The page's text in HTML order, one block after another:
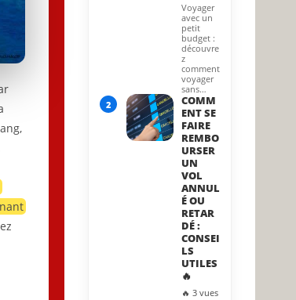
Voyager
avec un
petit
budget :
découvre
z
comment
voyager
sans…
2
COMM
ENT SE
FAIRE
REMBO
URSER
UN
VOL
ANNUL
É OU
RETAR
DÉ :
CONSEI
LS
UTILES
🔥
🔥 3 vues